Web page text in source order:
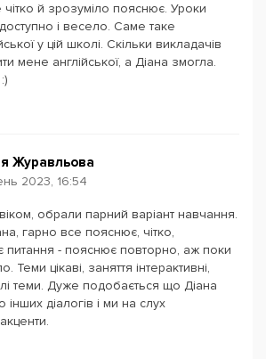
й зрозуміло пояснює. Уроки
і весело. Саме таке
у цій школі. Скільки викладачів
мене англійської, а Діана змогла.
Журавльова
2023, 16:54
обрали парний варіант навчання.
гарно все пояснює, чітко,
питання - пояснює повторно, аж поки
Теми цікаві, заняття інтерактивні,
теми. Дуже подобається що Діана
інших діалогів і ми на слух